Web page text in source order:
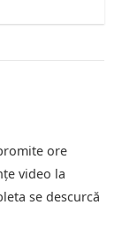
ore
video la
se descurcă